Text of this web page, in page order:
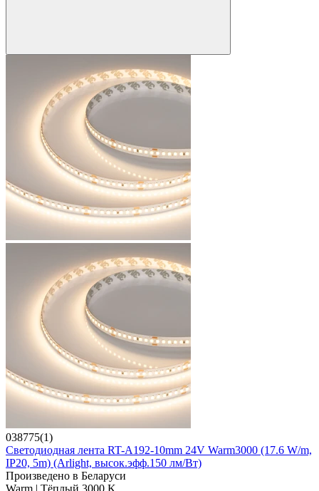
038775(1)
Светодиодная лента RT-A192-10mm 24V Warm3000 (17.6 W/m,
IP20, 5m) (Arlight, высок.эфф.150 лм/Вт)
Произведено в Беларуси